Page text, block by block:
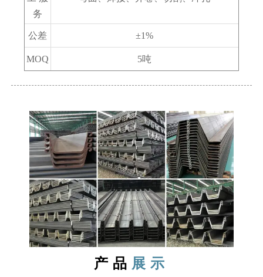
务
公差 ±1%
MOQ 5吨
产品 展示